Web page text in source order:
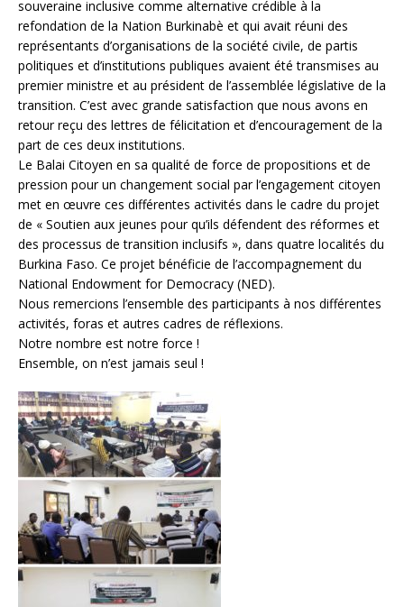
souveraine inclusive comme alternative crédible à la
refondation de la Nation Burkinabè et qui avait réuni des
représentants d’organisations de la société civile, de partis
politiques et d’institutions publiques avaient été transmises au
premier ministre et au président de l’assemblée législative de la
transition. C’est avec grande satisfaction que nous avons en
retour reçu des lettres de félicitation et d’encouragement de la
part de ces deux institutions.
Le Balai Citoyen en sa qualité de force de propositions et de
pression pour un changement social par l’engagement citoyen
met en œuvre ces différentes activités dans le cadre du projet
de « Soutien aux jeunes pour qu’ils défendent des réformes et
des processus de transition inclusifs », dans quatre localités du
Burkina Faso. Ce projet bénéficie de l’accompagnement du
National Endowment for Democracy (NED).
Nous remercions l’ensemble des participants à nos différentes
activités, foras et autres cadres de réflexions.
Notre nombre est notre force !
Ensemble, on n’est jamais seul !